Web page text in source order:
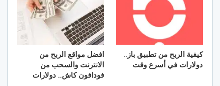
كيفية الربح من تطبيق باز..
دولارات في أسرع وقت
افضل مواقع الربح من
الانترنت والسحب من
فودافون كاش.. دولارات